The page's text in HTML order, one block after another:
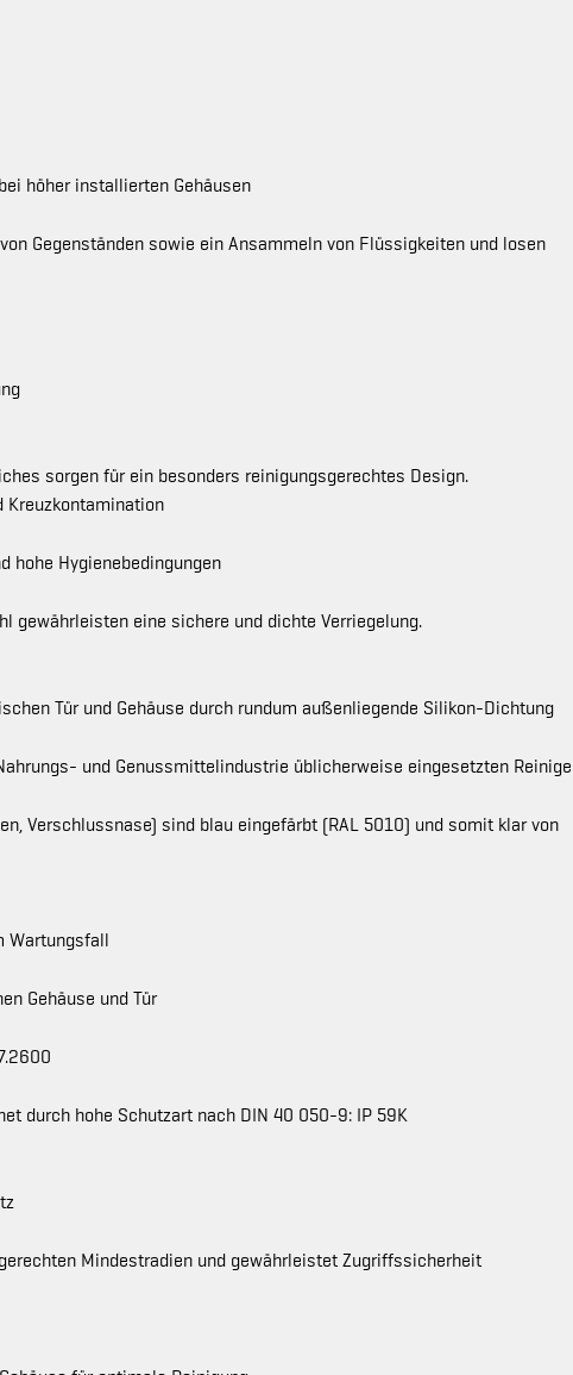
höher installierten Gehäusen
Gegenständen sowie ein Ansammeln von Flüssigkeiten und losen
sorgen für ein besonders reinigungsgerechtes Design.
Kreuzkontamination
hohe Hygienebedingungen
gewährleisten eine sichere und dichte Verriegelung.
Tür und Gehäuse durch rundum außenliegende Silikon-Dichtung
und Genussmittelindustrie üblicherweise eingesetzten
Verschlussnase) sind blau eingefärbt (RAL 5010) und somit klar von
Wartungsfall
Gehäuse und Tür
durch hohe Schutzart nach DIN 40 050-9: IP 59K
Mindestradien und gewährleistet Zugriffssicherheit